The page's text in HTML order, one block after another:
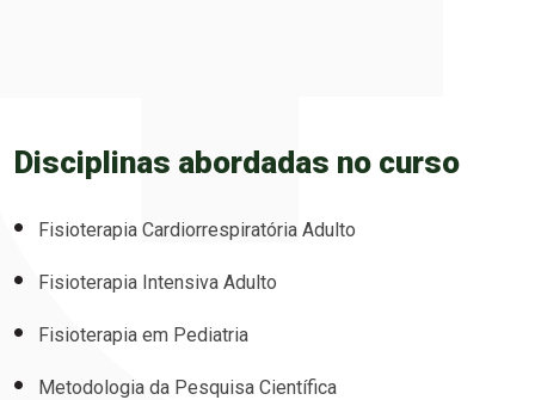
Disciplinas abordadas no curso
Fisioterapia Cardiorrespiratória Adulto
Fisioterapia Intensiva Adulto
Fisioterapia em Pediatria
Metodologia da Pesquisa Científica